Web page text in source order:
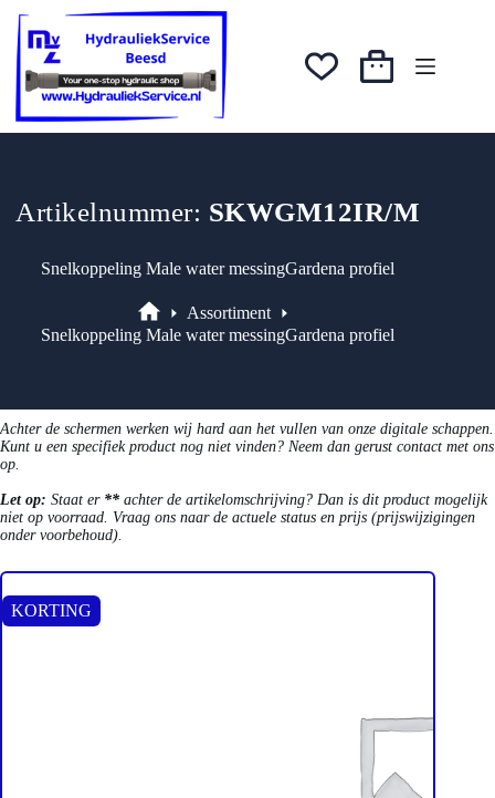
naar
inhoud
was:
€3,41.
€2,90.
Winkelwagen
Artikelnummer: SKWGM12IR/M
Snelkoppeling Male water messingGardena profiel
Assortiment
Assortiment
Snelkoppeling Male water messingGardena profiel
Achter de schermen werken wij hard aan het vullen van onze digitale schappen.
Kunt u een specifiek product nog niet vinden? Neem dan gerust contact met ons
op.
Let op: Staat er ** achter de artikelomschrijving? Dan is dit product mogelijk
niet op voorraad. Vraag ons naar de actuele status en prijs (prijswijzigingen
onder voorbehoud).
KORTING